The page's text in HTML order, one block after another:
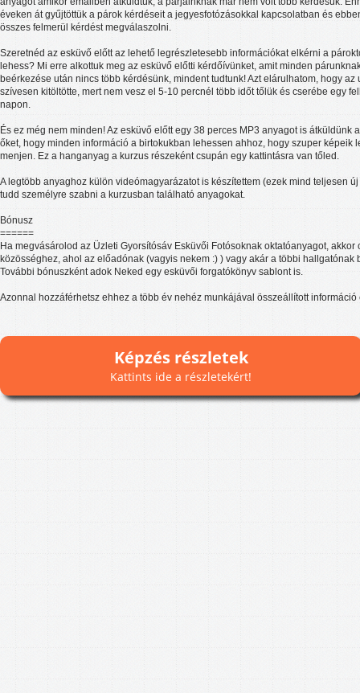
éveken át gyűjtöttük a párok kérdéseit a jegyesfotózásokkal kapcsolatban és
összes felmerül kérdést megválaszolni.
Szeretnéd az esküvő előtt az lehető legrészletesebb információkat elkérni a
lehess? Mi erre alkottuk meg az esküvő előtti kérdőívünket, amit minden
beérkezése után nincs több kérdésünk, mindent tudtunk! Azt elárulhatom, hogy
szívesen kitöltötte, mert nem vesz el 5-10 percnél több időt tőlük és cserébe egy
napon.
És ez még nem minden! Az esküvő előtt egy 38 perces MP3 anyagot is átküldünk
őket, hogy minden információ a birtokukban lehessen ahhoz, hogy szuper képeik
menjen. Ez a hanganyag a kurzus részeként csupán egy kattintásra van tőled.
A legtöbb anyaghoz külön videómagyarázatot is készítettem (ezek mind teljesen
tudd személyre szabni a kurzusban található anyagokat.
Bónusz
======
Ha megvásárolod az Üzleti Gyorsítósáv Esküvői Fotósoknak oktatóanyagot,
közösséghez, ahol az előadónak (vagyis nekem :) ) vagy akár a többi hallgatónak
További bónuszként adok Neked egy esküvői forgatókönyv sablont is.
Azonnal hozzáférhetsz ehhez a több év nehéz munkájával összeállított információ
Képzés részletek
Kattints ide a részletekért!